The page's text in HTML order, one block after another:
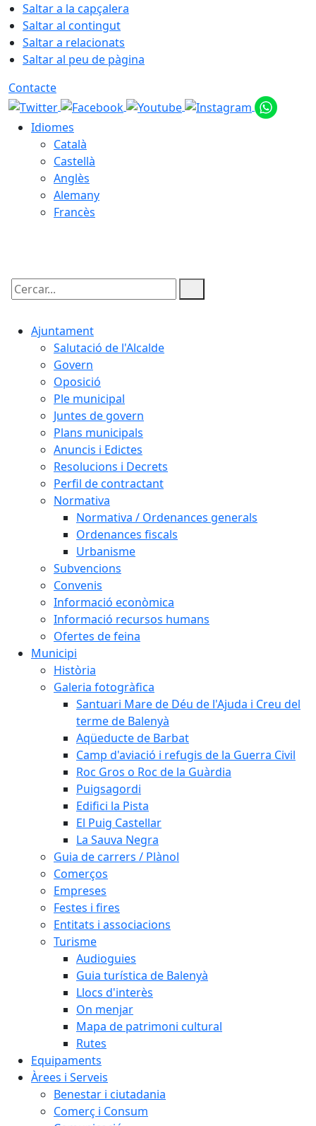
Saltar a la capçalera
Saltar al contingut
Saltar a relacionats
Saltar al peu de pàgina
Contacte
Idiomes
Català
Castellà
Anglès
Alemany
Francès
Cercar:
Ajuntament
Salutació de l'Alcalde
Govern
Oposició
Ple municipal
Juntes de govern
Plans municipals
Anuncis i Edictes
Resolucions i Decrets
Perfil de contractant
Normativa
Normativa / Ordenances generals
Ordenances fiscals
Urbanisme
Subvencions
Convenis
Informació econòmica
Informació recursos humans
Ofertes de feina
Municipi
Història
Galeria fotogràfica
Santuari Mare de Déu de l'Ajuda i Creu del
terme de Balenyà
Aqüeducte de Barbat
Camp d'aviació i refugis de la Guerra Civil
Roc Gros o Roc de la Guàrdia
Puigsagordi
Edifici la Pista
El Puig Castellar
La Sauva Negra
Guia de carrers / Plànol
Comerços
Empreses
Festes i fires
Entitats i associacions
Turisme
Audioguies
Guia turística de Balenyà
Llocs d'interès
On menjar
Mapa de patrimoni cultural
Rutes
Equipaments
Àrees i Serveis
Benestar i ciutadania
Comerç i Consum